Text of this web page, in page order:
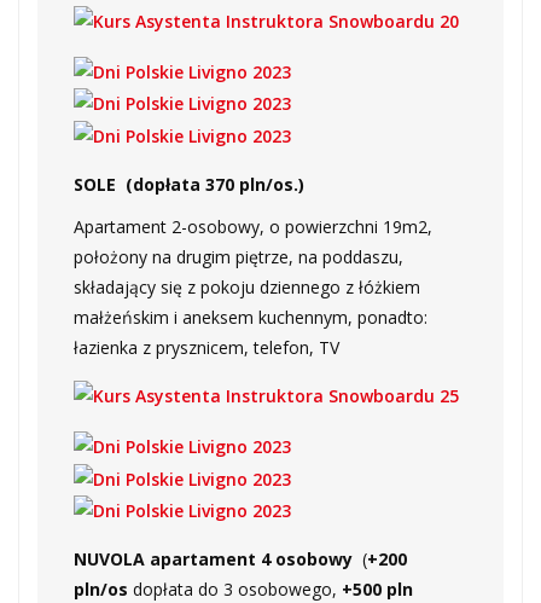
SOLE (dopłata 370 pln/os.)
Apartament 2-osobowy, o powierzchni 19m2,
położony na drugim piętrze, na poddaszu,
składający się z pokoju dziennego z łóżkiem
małżeńskim i aneksem kuchennym, ponadto:
łazienka z prysznicem, telefon, TV
NUVOLA apartament 4 osobowy (+200
pln/os dopłata do 3 osobowego, +500 pln